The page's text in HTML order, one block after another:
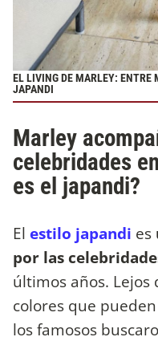
EL LIVING DE MARLEY:
JAPANDI
Marley
celebridades
es el japandi?
El estilo japandi es
por las
últimos años.
colores que
los famosos